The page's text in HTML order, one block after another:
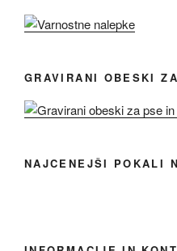
GRAVIRANI OBESKI
NAJCENEJŠI POKALI